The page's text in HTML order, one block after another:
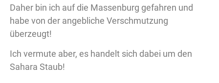
Daher bin ich auf die Massenburg gefahren und
habe von der angebliche Verschmutzung
überzeugt!
Ich vermute aber, es handelt sich dabei um den
Sahara Staub!